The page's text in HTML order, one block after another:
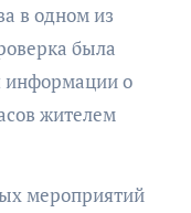
в одном из
была
информации о
жителем
мероприятий